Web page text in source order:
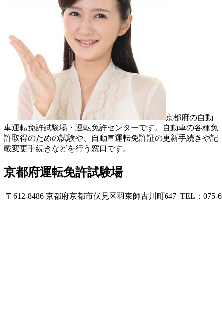
京都府の自動
車運転免許試験場・運転免許センターです。自動車の各種免
許取得のための試験や、自動車運転免許証の更新手続きや記
載変更手続きなどを行う窓口です。
京都府運転免許試験場
〒612-8486 京都府京都市伏見区羽束師古川町647 TEL：075-